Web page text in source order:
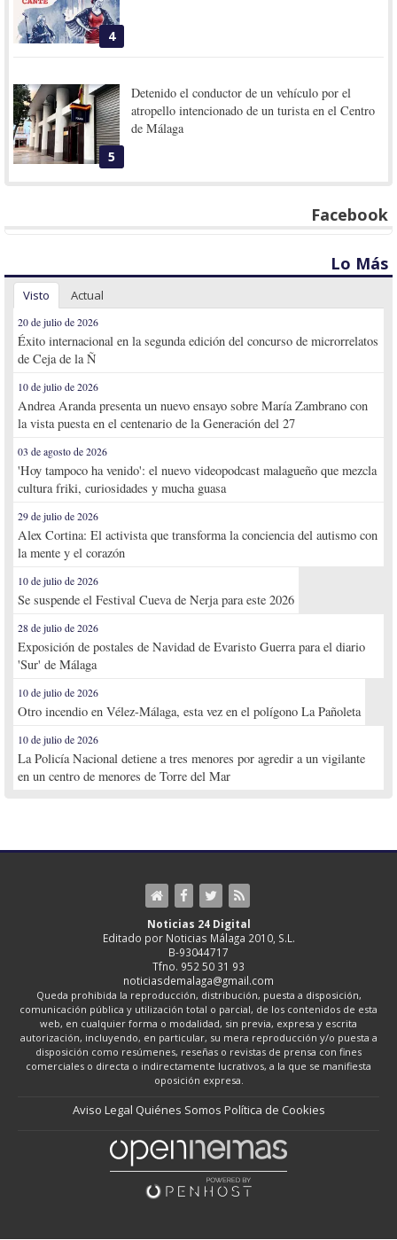
4
5
Detenido el conductor de un vehículo por el
atropello intencionado de un turista en el Centro
de Málaga
Facebook
Lo Más
Visto Actual
20 de julio de 2026
Éxito internacional en la segunda edición del concurso de microrrelatos
de Ceja de la Ñ
10 de julio de 2026
Andrea Aranda presenta un nuevo ensayo sobre María Zambrano con
la vista puesta en el centenario de la Generación del 27
03 de agosto de 2026
'Hoy tampoco ha venido': el nuevo videopodcast malagueño que mezcla
cultura friki, curiosidades y mucha guasa
29 de julio de 2026
Alex Cortina: El activista que transforma la conciencia del autismo con
la mente y el corazón
10 de julio de 2026
Se suspende el Festival Cueva de Nerja para este 2026
28 de julio de 2026
Exposición de postales de Navidad de Evaristo Guerra para el diario
'Sur' de Málaga
10 de julio de 2026
Otro incendio en Vélez-Málaga, esta vez en el polígono La Pañoleta
10 de julio de 2026
La Policía Nacional detiene a tres menores por agredir a un vigilante
en un centro de menores de Torre del Mar
Noticias 24 Digital
Editado por Noticias Málaga 2010, S.L.
B-93044717
Tfno. 952 50 31 93
noticiasdemalaga@gmail.com
Queda prohibida la reproducción, distribución, puesta a disposición,
comunicación pública y utilización total o parcial, de los contenidos de esta
web, en cualquier forma o modalidad, sin previa, expresa y escrita
autorización, incluyendo, en particular, su mera reproducción y/o puesta a
disposición como resúmenes, reseñas o revistas de prensa con fines
comerciales o directa o indirectamente lucrativos, a la que se manifiesta
oposición expresa.
Aviso Legal Quiénes Somos Política de Cookies